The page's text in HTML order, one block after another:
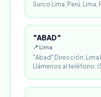
Surco Lima, Perú. Lima,
"ABAD"
📍 Lima
"Abad" Dirección: Lima
Llámenos al teléfono: